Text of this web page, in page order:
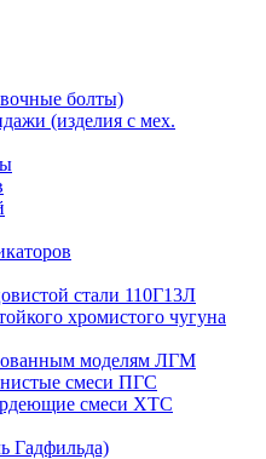
болты)
(изделия с мех.
стали 110Г13Л
хромистого чугуна
моделям ЛГМ
смеси ПГС
смеси ХТС
Гадфильда)